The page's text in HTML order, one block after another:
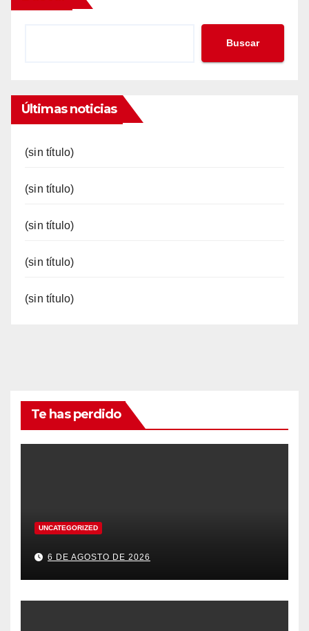
Buscar
Últimas noticias
(sin título)
(sin título)
(sin título)
(sin título)
(sin título)
Te has perdido
UNCATEGORIZED
6 DE AGOSTO DE 2026